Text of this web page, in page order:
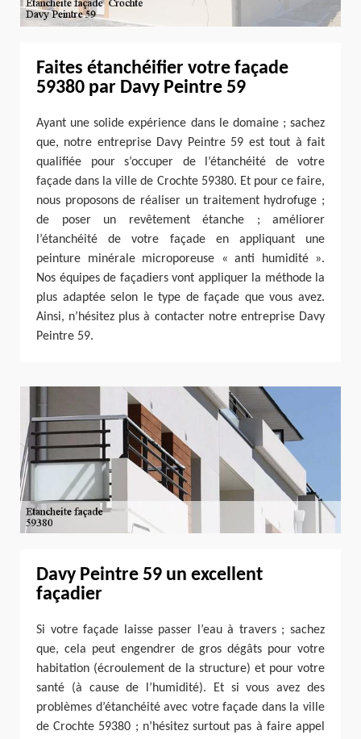
Faites étanchéifier votre façade
59380 par Davy Peintre 59
Ayant une solide expérience dans le domaine ; sachez
que, notre entreprise Davy Peintre 59 est tout à fait
qualifiée pour s’occuper de l’étanchéité de votre
façade dans la ville de Crochte 59380. Et pour ce faire,
nous proposons de réaliser un traitement hydrofuge ;
de poser un revêtement étanche ; améliorer
l’étanchéité de votre façade en appliquant une
peinture minérale microporeuse « anti humidité ».
Nos équipes de façadiers vont appliquer la méthode la
plus adaptée selon le type de façade que vous avez.
Ainsi, n’hésitez plus à contacter notre entreprise Davy
Peintre 59.
Davy Peintre 59 un excellent
façadier
Si votre façade laisse passer l’eau à travers ; sachez
que, cela peut engendrer de gros dégâts pour votre
habitation (écroulement de la structure) et pour votre
santé (à cause de l’humidité). Et si vous avez des
problèmes d’étanchéité avec votre façade dans la ville
de Crochte 59380 ; n’hésitez surtout pas à faire appel